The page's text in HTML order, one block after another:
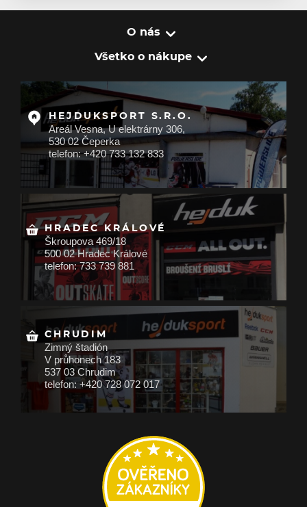
O nás
Všetko o nákupe
HEJDUKSPORT S.R.O.
Areál Vesna, U elektrárny 306,
530 02 Čeperka
telefon: +420 733 132 833
HRADEC KRÁLOVÉ
Škroupova 469/18
500 02 Hradec Králové
telefon: 733 739 881
CHRUDIM
Zimný štadión
V průhonech 183
537 03 Chrudim
telefon: +420 728 072 017